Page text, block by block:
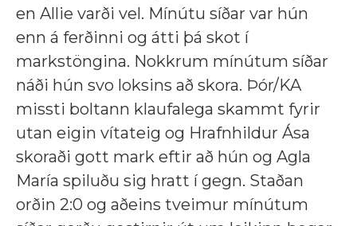
en Allie varði vel. Mínútu síðar var hún
enn á ferðinni og átti þá skot í
markstöngina. Nokkrum mínútum síðar
náði hún svo loksins að skora. Þór/KA
missti boltann klaufalega skammt fyrir
utan eigin vítateig og Hrafnhildur Ása
skoraði gott mark eftir að hún og Agla
María spiluðu sig hratt í gegn. Staðan
orðin 2:0 og aðeins tveimur mínútum